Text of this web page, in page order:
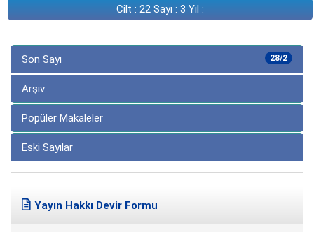
Cilt : 22 Sayı : 3 Yıl :
28/2
Son Sayı
Arşiv
Popüler Makaleler
Eski Sayılar
Yayın Hakkı Devir Formu